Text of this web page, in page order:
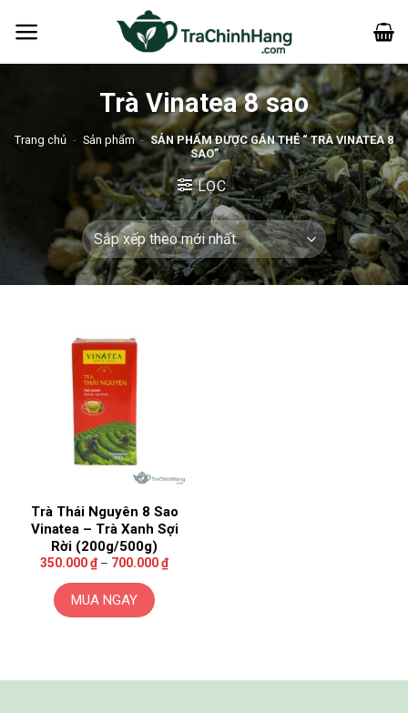
qua
Trà Vinatea 8 sao
Trang chủ - Sản phẩm - SẢN PHẨM ĐƯỢC GẮN THẺ “ TRÀ VINATEA 8
SAO”
LỌC
Trà Thái Nguyên 8 Sao
Vinatea – Trà Xanh Sợi
Rời (200g/500g)
350.000₫ – 700.000₫Khoảng
giá:
MUA NGAY
có